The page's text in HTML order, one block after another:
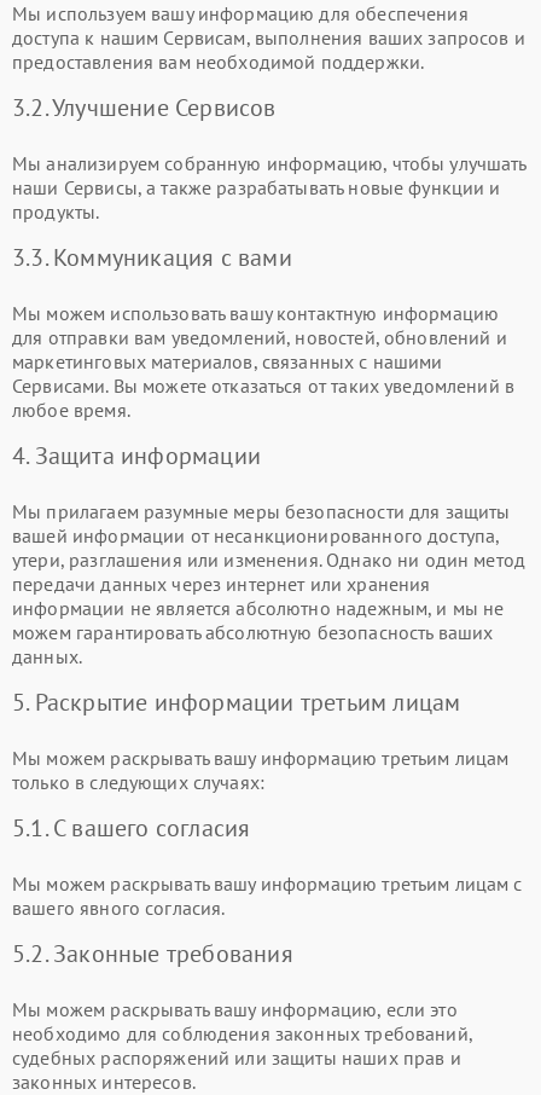
Мы используем вашу информацию для обеспечения
доступа к нашим Сервисам, выполнения ваших запросов и
предоставления вам необходимой поддержки.
3.2. Улучшение Сервисов
Мы анализируем собранную информацию, чтобы улучшать
наши Сервисы, а также разрабатывать новые функции и
продукты.
3.3. Коммуникация с вами
Мы можем использовать вашу контактную информацию
для отправки вам уведомлений, новостей, обновлений и
маркетинговых материалов, связанных с нашими
Сервисами. Вы можете отказаться от таких уведомлений в
любое время.
4. Защита информации
Мы прилагаем разумные меры безопасности для защиты
вашей информации от несанкционированного доступа,
утери, разглашения или изменения. Однако ни один метод
передачи данных через интернет или хранения
информации не является абсолютно надежным, и мы не
можем гарантировать абсолютную безопасность ваших
данных.
5. Раскрытие информации третьим лицам
Мы можем раскрывать вашу информацию третьим лицам
только в следующих случаях:
5.1. С вашего согласия
Мы можем раскрывать вашу информацию третьим лицам с
вашего явного согласия.
5.2. Законные требования
Мы можем раскрывать вашу информацию, если это
необходимо для соблюдения законных требований,
судебных распоряжений или защиты наших прав и
законных интересов.